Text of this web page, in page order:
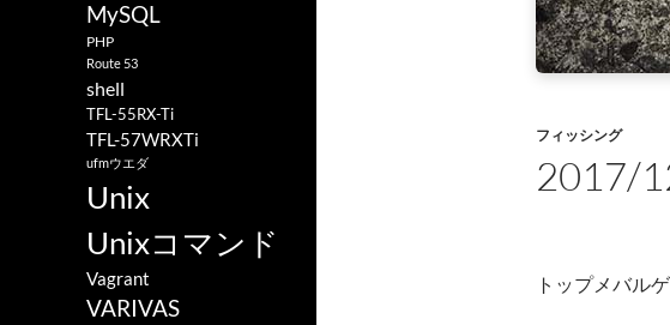
フィッシング
2017/
トップメバル
MySQL
PHP
Route 53
shell
TFL-55RX-Ti
TFL-57WRXTi
ufmウエダ
Unix
Unixコマンド
Vagrant
VARIVAS